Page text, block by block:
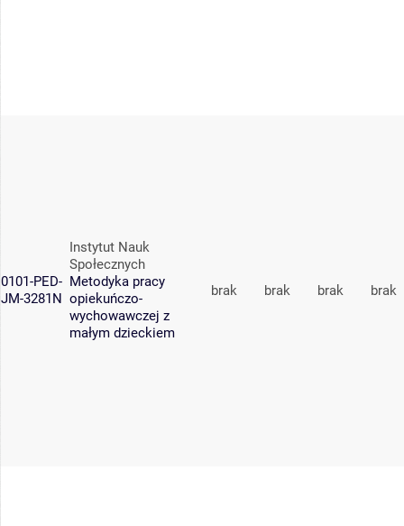
0101-PED-
JM-3281N
Instytut Nauk
Społecznych
Metodyka pracy
opiekuńczo-
wychowawczej z
małym dzieckiem
brak brak brak brak